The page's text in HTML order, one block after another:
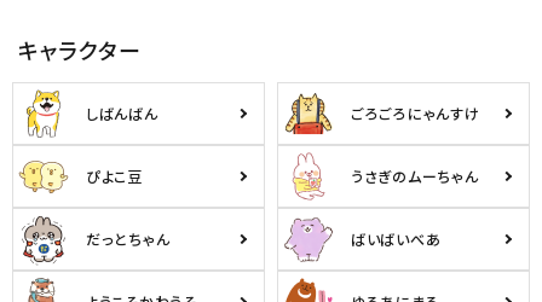
キャラクター
しばんばん ごろごろにゃんすけ
ぴよこ豆 うさぎのムーちゃん
だっとちゃん ばいばいべあ